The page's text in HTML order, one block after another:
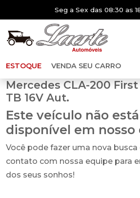
Seg a Sex das 08:30 as
ESTOQUE VENDA SEU CARRO
Mercedes CLA-200 First
TB 16V Aut.
Este veículo não
disponível em nosso
Você pode fazer uma nova busca
contato com nossa equipe para
dos seus sonhos!